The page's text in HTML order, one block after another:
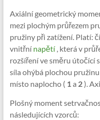
Axiální geometrický
mezi plochým průřezem
pružiny při zatížení. Platí:
vnitřní napětí, která v
rozšíření ve směru útočící
síla ohýbá plochou
místo naplocho ( 1a 2).
Plošný moment
následujících vzorců: